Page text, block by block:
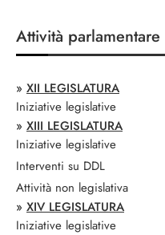
Attività parlamentare
» XII LEGISLATURA
Iniziative legislative
» XIII LEGISLATURA
Iniziative legislative
Interventi su DDL
Attività non legislativa
» XIV LEGISLATURA
Iniziative legislative